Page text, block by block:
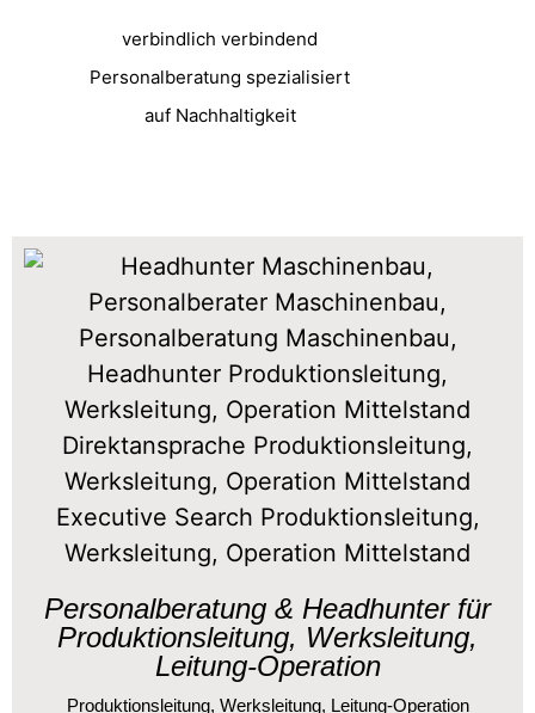
verbindlich verbindend
Personalberatung spezialisiert
auf Nachhaltigkeit
Personalberatung & Headhunter für
Produktionsleitung, Werksleitung,
Leitung-Operation
Produktionsleitung, Werksleitung, Leitung-Operation